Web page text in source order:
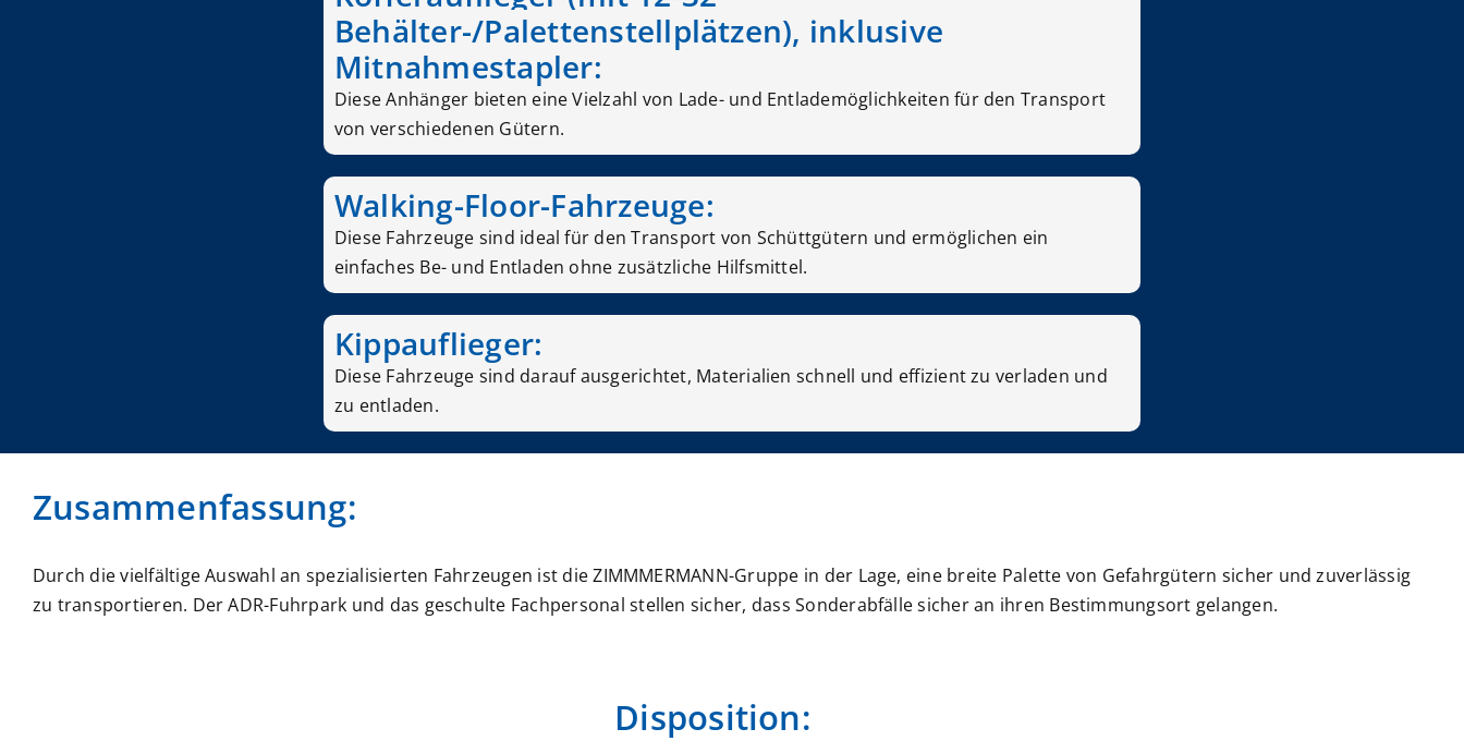
Behälter-/Palettenstellplätzen), inklusive
Mitnahmestapler:
Diese Anhänger bieten eine Vielzahl von Lade- und Entlademöglichkeiten für den Transport
von verschiedenen Gütern.
Walking-Floor-Fahrzeuge:
Diese Fahrzeuge sind ideal für den Transport von Schüttgütern und ermöglichen ein
einfaches Be- und Entladen ohne zusätzliche Hilfsmittel.
Kippauflieger:
Diese Fahrzeuge sind darauf ausgerichtet, Materialien schnell und effizient zu verladen und
zu entladen.
Zusammenfassung:
Durch die vielfältige Auswahl an spezialisierten Fahrzeugen ist die ZIMMMERMANN-Gruppe in der Lage, eine breite Palette von Gefahrgütern sicher und zuverlässig
zu transportieren. Der ADR-Fuhrpark und das geschulte Fachpersonal stellen sicher, dass Sonderabfälle sicher an ihren Bestimmungsort gelangen.
Disposition: